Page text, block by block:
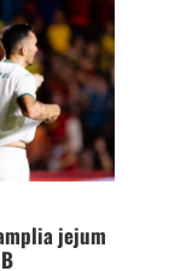
jejum